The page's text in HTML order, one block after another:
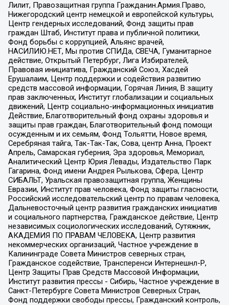
Лилит, Правозащитная группа Гражданин.Армия.Право,
Нижегородский центр немецкой и европейской культуры,
Центр гендерных исследований, Фонд защиты прав
граждан Штаб, Институт права и публичной политики,
Фонд борьбы с коррупцией, Альянс врачей,
НАСИЛИЮ.НЕТ, Мы против СПИДа, СВЕЧА, Гуманитарное
действие, Открытый Петербург, Лига Избирателей,
Правовая инициатива, Гражданский Союз, Хасдей
Ерушалаим, Центр поддержки и содействия развитию
средств массовой информации, Горячая Линия, В защиту
прав заключенных, Институт глобализации и социальных
движений, Центр социально-информационных инициатив
Действие, Благотворительный фонд охраны здоровья и
защиты прав граждан, Благотворительный фонд помощи
осужденным и их семьям, Фонд Тольятти, Новое время,
Серебряная тайга, Так-Так-Так, Сова, центр Анна, Проект
Апрель, Самарская губерния, Эра здоровья, Мемориал,
Аналитический Центр Юрия Левады, Издательство Парк
Гагарина, Фонд имени Андрея Рылькова, Сфера, Центр
СИБАЛЬТ, Уральская правозащитная группа, Женщины
Евразии, Институт прав человека, Фонд защиты гласности,
Российский исследовательский центр по правам человека,
Дальневосточный центр развития гражданских инициатив
и социального партнерства, Гражданское действие, Центр
независимых социологических исследований, Сутяжник,
АКАДЕМИЯ ПО ПРАВАМ ЧЕЛОВЕКА, Центр развития
некоммерческих организаций, Частное учреждение в
Калининграде Совета Министров северных стран,
Гражданское содействие, Трансперенси Интернешнл-Р,
Центр Защиты Прав Средств Массовой Информации,
Институт развития прессы - Сибирь, Частное учреждение в
Санкт-Петербурге Совета Министров Северных Стран,
Фонд поддержки свободы прессы, Гражданский контроль,